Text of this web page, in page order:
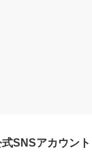
SNSアカウント